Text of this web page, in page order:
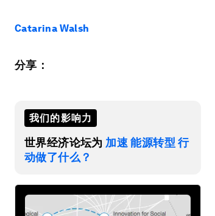
Catarina Walsh
分享：
我们的影响力
世界经济论坛为 加速 能源转型 行
动做了什么？